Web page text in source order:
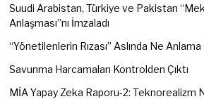
Suudi Arabistan, Türkiye ve Pakistan
Anlaşması”nı İmzaladı
“Yönetilenlerin Rızası” Aslında Ne Anlama
Savunma Harcamaları Kontrolden Çıktı
MİA Yapay Zeka Raporu-2: Teknorealizm